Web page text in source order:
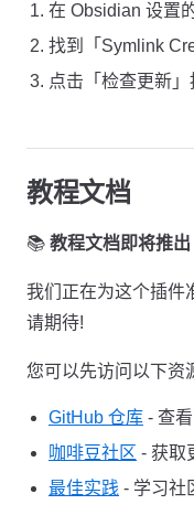
在 Obsidian 设置
找到「Symlink
点击「检查更新」
教程文档
📚 教程文档即将推出
我们正在为这个插件
请期待!
您可以先访问以下资
GitHub 仓库 - 查
咖啡豆社区 - 获取
最佳实践 - 学习社